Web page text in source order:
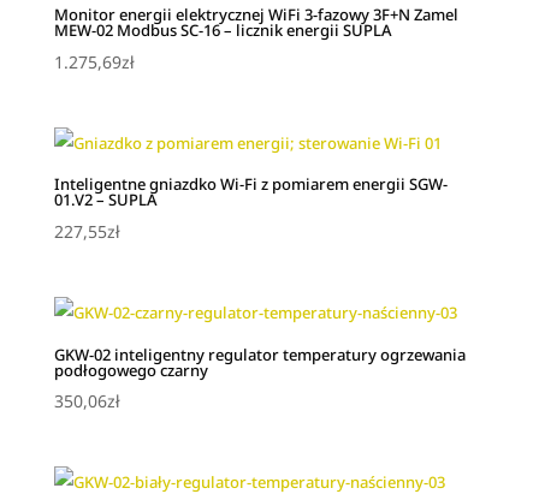
Monitor energii elektrycznej WiFi 3-fazowy 3F+N Zamel
MEW-02 Modbus SC-16 – licznik energii SUPLA
1.275,69zł
Inteligentne gniazdko Wi-Fi z pomiarem energii SGW-
01.V2 – SUPLA
227,55zł
GKW-02 inteligentny regulator temperatury ogrzewania
podłogowego czarny
350,06zł